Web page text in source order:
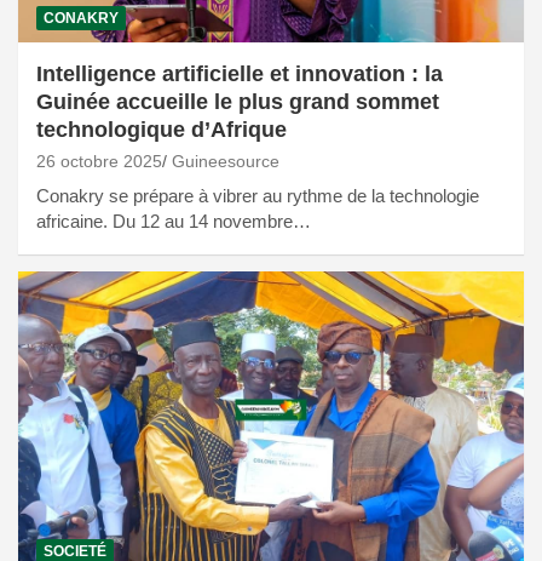
CONAKRY
Intelligence artificielle et innovation : la
Guinée accueille le plus grand sommet
technologique d’Afrique
26 octobre 2025 Guineesource
Conakry se prépare à vibrer au rythme de la technologie
africaine. Du 12 au 14 novembre…
SOCIETÉ